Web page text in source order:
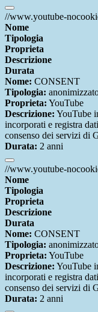
//www.youtube-
Nome
Tipologia
Proprieta
Descrizione
Durata
Nome: CONSENT
Tipologia:
Proprieta: YouTube
Descrizione: YouTube
incorporati e registra
consenso dei servizi di
Durata: 2 anni
//www.youtube-
Nome
Tipologia
Proprieta
Descrizione
Durata
Nome: CONSENT
Tipologia:
Proprieta: YouTube
Descrizione: YouTube
incorporati e registra
consenso dei servizi di
Durata: 2 anni